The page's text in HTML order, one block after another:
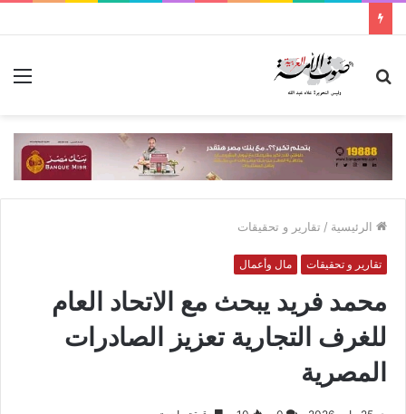
بحث
الرئيسية / تقارير و تحقيقات
تقارير و تحقيقات مال وأعمال
محمد فريد يبحث مع الاتحاد العام
للغرف التجارية تعزيز الصادرات
المصرية